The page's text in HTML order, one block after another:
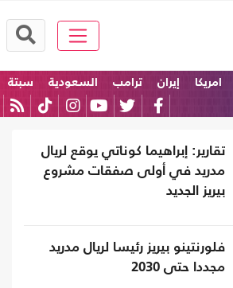
امريكا إيران ترامب السعودية سبتة
تقارير: إبراهيما كوناتي يوقع لريال
مدريد في أولى صفقات مشروع
بيريز الجديد
فلورنتينو بيريز رئيسا لريال مدريد
مجددا حتى 2030